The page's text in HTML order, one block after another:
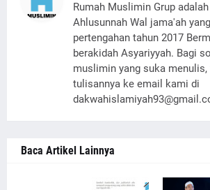
Rumah Muslimin Grup
Ahlusunnah Wal jama'ah
pertengahan tahun 2017
berakidah Asyariyyah. Bagi
muslimin yang suka
tulisannya ke email kami di
Baca Artikel Lainnya